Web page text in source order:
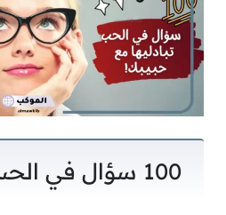
100 سؤال في الحب